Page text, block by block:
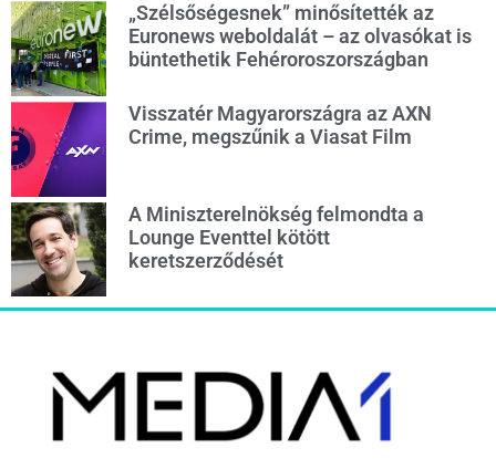
„Szélsőségesnek” minősítették az
Euronews weboldalát – az olvasókat is
büntethetik Fehéroroszországban
Visszatér Magyarországra az AXN
Crime, megszűnik a Viasat Film
A Miniszterelnökség felmondta a
Lounge Eventtel kötött
keretszerződését